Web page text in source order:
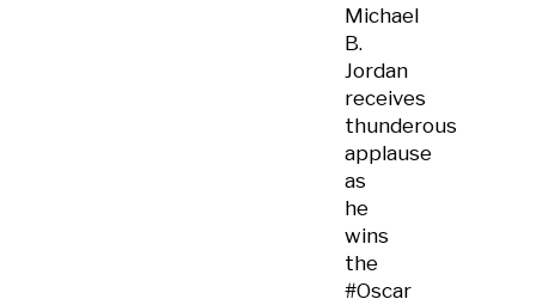
Michael
B.
Jordan
receives
thunderous
applause
as
he
wins
the
#Oscar